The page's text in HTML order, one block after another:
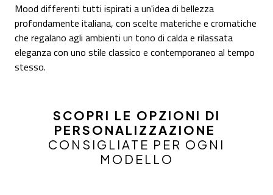
Mood differenti tutti ispirati a un'idea di bellezza
profondamente italiana, con scelte materiche e cromatiche
che regalano agli ambienti un tono di calda e rilassata
eleganza con uno stile classico e contemporaneo al tempo
stesso.
SCOPRI LE OPZIONI DI
PERSONALIZZAZIONE
CONSIGLIATE PER OGNI
MODELLO